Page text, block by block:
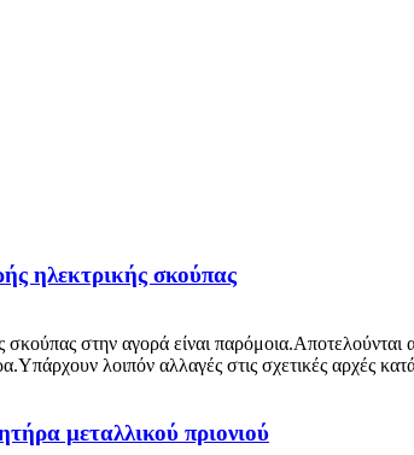
ηλεκτρικής σκούπας
στην αγορά είναι
λοιπόν αλλαγές στις σχετικές αρχές
μεταλλικού πριονιού